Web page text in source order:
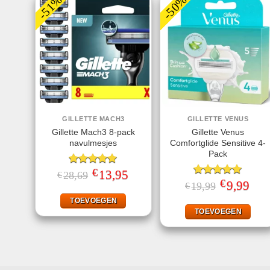
-51%
GILLETTE MACH3
Gillette Mach3 8-pack
navulmesjes
Gewaardeerd
5.00uit 5
€28,69 Oorspronkelijke
prijs
€28,69.
€ 13,95prijs
TOEVOEGEN
-50%
GILLETTE VENUS
Gillette Venus
Comfortglide Sensitive 4-
Pack
Gewaardeerd
5.00 uit 5
€19,99
prijs
€19,99.
€9,99
€9,99.
TOEVOEGEN